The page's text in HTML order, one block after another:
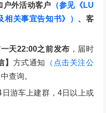
前购买火车/飞机前往目的
确认是否“确定成行”，确
未确认导致大交通损失
票或其他）需提确定行
以最新补充约定（或短
的费用低于实际发生的